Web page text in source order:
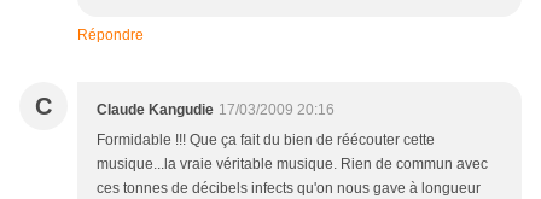
Répondre
C Claude Kangudie 17/03/2009 20:16
Formidable !!! Que ça fait du bien de réécouter cette
musique...la vraie véritable musique. Rien de commun avec
ces tonnes de décibels infects qu'on nous gave à longueur